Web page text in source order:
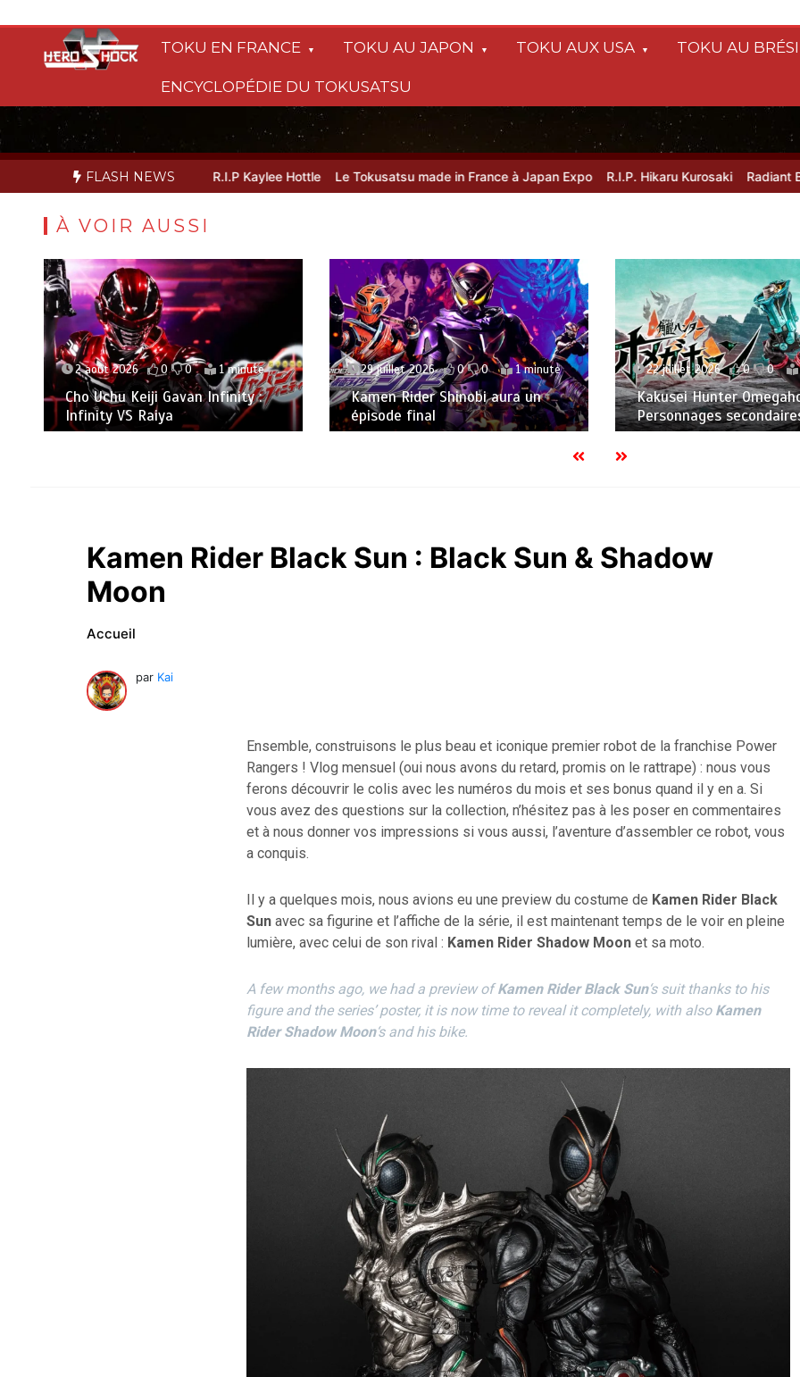
au
contenu
TOKU EN FRANCE TOKU AU JAPON TOKU AUX USA TOKU AU
ENCYCLOPÉDIE DU TOKUSATSU
FLASH NEWS
White Dragon dévoilée R.I.P Kaylee Hottle Le Tokusatsu made in France à Japan Expo R.I.P. Hikaru Kurosaki Radiant Black
À VOIR AUSSI
2 août 2026 0 0 1 minute
Cho Uchu Keiji Gavan Infinity :
Infinity VS Raiya
29 juillet 2026 0 0 1 minute
Kamen Rider Shinobi aura un
épisode final
22 juillet 2026 0 0
Kakusei Hunter
Personnages
Kamen Rider Black Sun : Black Sun & Shadow
Moon
Accueil
par Kai
Ensemble, construisons le plus beau et iconique premier robot de la franchise Power
Rangers ! Vlog mensuel (oui nous avons du retard, promis on le rattrape) : nous vous
ferons découvrir le colis avec les numéros du mois et ses bonus quand il y en a. Si
vous avez des questions sur la collection, n’hésitez pas à les poser en commentaires
et à nous donner vos impressions si vous aussi, l’aventure d’assembler ce robot, vous
a conquis.
Il y a quelques mois, nous avions eu une preview du costume de Kamen Rider Black
Sunavec sa figurine et l’affiche de la série, il est maintenant temps de le voir en pleine
lumière, avec celui de son rival : Kamen Rider Shadow Moonet sa moto.
A few months ago, we had a preview ofKamen Rider Black Sun‘s suit thanks to his
figure and the series’ poster, it is now time to reveal it completely, with also Kamen
Rider Shadow Moon‘s and his bike.